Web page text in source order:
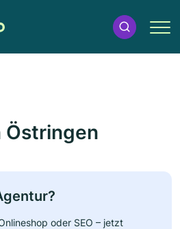
Östringen
oder SEO – jetzt